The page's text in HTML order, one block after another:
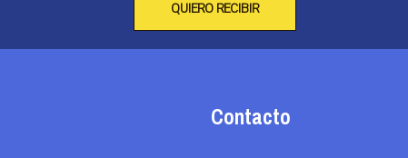
QUIERO RECIBIR
Contacto